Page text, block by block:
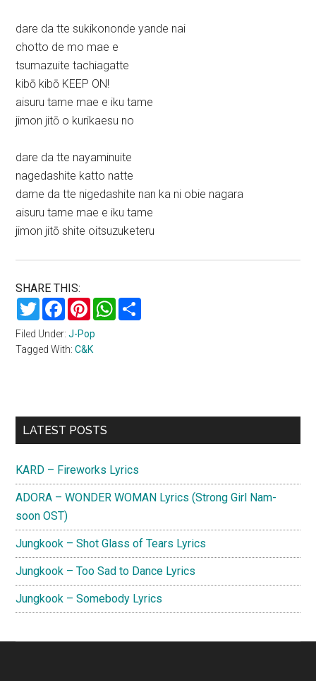
dare da tte sukikononde yande nai
chotto de mo mae e
tsumazuite tachiagatte
kibō kibō KEEP ON!
aisuru tame mae e iku tame
jimon jitō o kurikaesu no
dare da tte nayaminuite
nagedashite katto natte
dame da tte nigedashite nan ka ni obie nagara
aisuru tame mae e iku tame
jimon jitō shite oitsuzuketeru
SHARE THIS:
TwitterFacebookPinterestWhatsApp
Filed Under:J-Pop
Tagged With:C&K
Primary
LATEST POSTS
KARD – Fireworks Lyrics
ADORA – WONDER WOMAN Lyrics (Strong Girl Nam-
soon OST)
Jungkook – Shot Glass of Tears Lyrics
Jungkook – Too Sad to Dance Lyrics
Jungkook – Somebody Lyrics